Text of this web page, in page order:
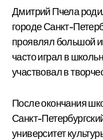
Дмитрий Пчела
городе Санкт-
проявлял большой
часто играл в
участвовал в
После окончания
Санкт-
университет